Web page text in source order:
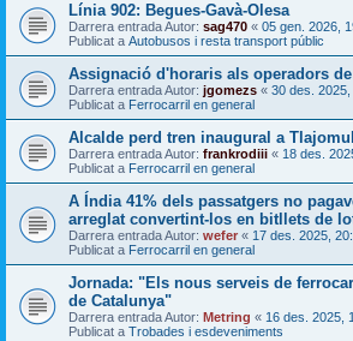
Línia 902: Begues-Gavà-Olesa
Darrera entrada Autor: sag470 « 05 gen. 2026,
Publicat a Autobusos i resta transport públic
Assignació d'horaris als operadors de
Darrera entrada Autor: jgomezs « 30 des. 2025,
Publicat a Ferrocarril en general
Alcalde perd tren inaugural a
Darrera entrada Autor: frankrodiii « 18 des.
Publicat a Ferrocarril en general
A Índia 41% dels passatgers no
arreglat convertint-los en bitllets de
Darrera entrada Autor: wefer « 17 des. 2025,
Publicat a Ferrocarril en general
Jornada: "Els nous serveis de
de Catalunya"
Darrera entrada Autor: Metring « 16 des. 2025,
Publicat a Trobades i esdeveniments